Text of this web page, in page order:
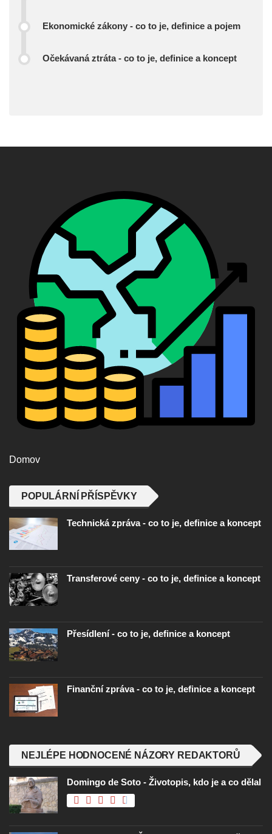
Ekonomické zákony - co to je, definice a pojem
Očekávaná ztráta - co to je, definice a koncept
Domov
POPULÁRNÍ PŘÍSPĚVKY
Technická zpráva - co to je, definice a koncept
Transferové ceny - co to je, definice a koncept
Přesídlení - co to je, definice a koncept
Finanční zpráva - co to je, definice a koncept
NEJLÉPE HODNOCENÉ NÁZORY REDAKTORŮ
Domingo de Soto - Životopis, kdo je a co dělal